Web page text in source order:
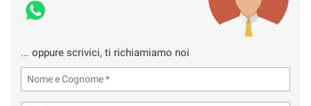
... oppure scrivici, ti richiamiamo noi